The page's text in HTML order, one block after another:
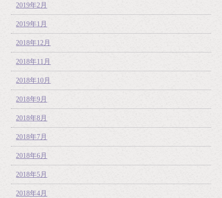
2019年2月
2019年1月
2018年12月
2018年11月
2018年10月
2018年9月
2018年8月
2018年7月
2018年6月
2018年5月
2018年4月